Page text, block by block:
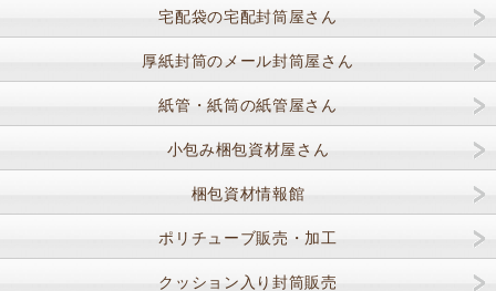
宅配袋の宅配封筒屋さん
厚紙封筒のメール封筒屋さん
紙管・紙筒の紙管屋さん
小包み梱包資材屋さん
梱包資材情報館
ポリチューブ販売・加工
クッション入り封筒販売